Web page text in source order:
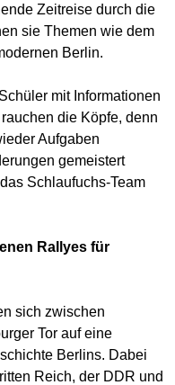
Zeitreise durch die
sie Themen wie dem
Berlin.
mit Informationen
die Köpfe, denn
Aufgaben
gemeistert
Schlaufuchs-Team
Rallyes für
sich zwischen
Tor auf eine
Berlins. Dabei
Reich, der DDR und